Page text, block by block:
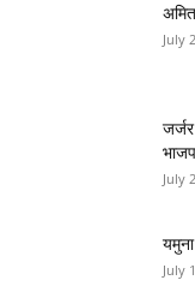
July
July
July